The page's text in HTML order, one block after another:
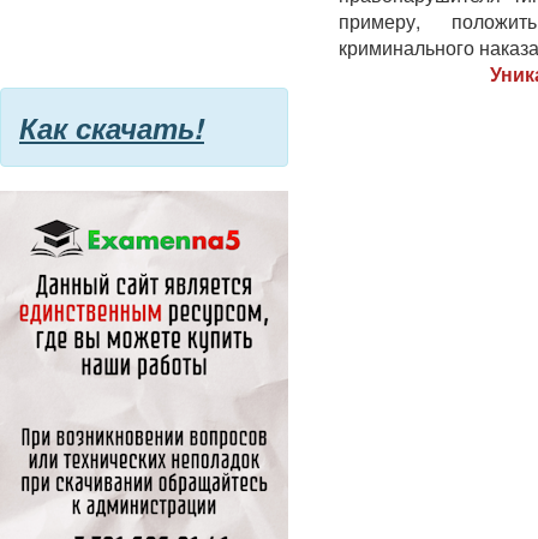
примеру,
криминального
Как скачать!